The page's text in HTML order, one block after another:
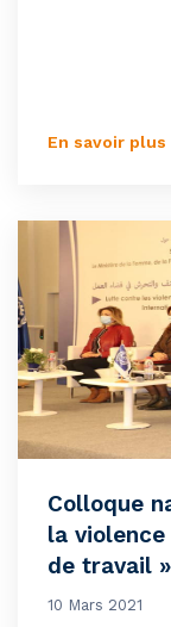
En savoir plus
Colloque
la
de travail »
10 Mars 2021